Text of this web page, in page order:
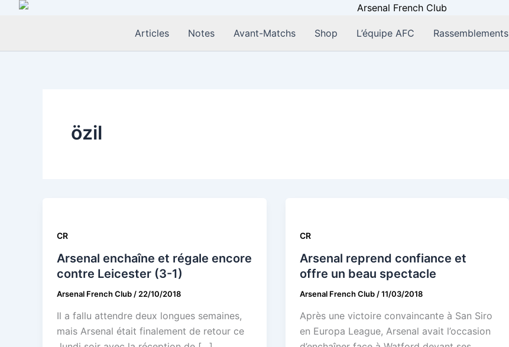
Aller
Articles Notes Avant-Matchs Shop L’équipe AFC Rassemblements
özil
CR
Arsenal enchaîne et régale encore
contre Leicester (3-1)
Arsenal French Club / 22/10/2018
Il a fallu attendre deux longues semaines,
mais Arsenal était finalement de retour ce
CR
Arsenal reprend confiance et
offre un beau spectacle
Arsenal French Club /11/03/2018
Après une victoire convaincante à San Siro
en Europa League, Arsenal avait l’occasion